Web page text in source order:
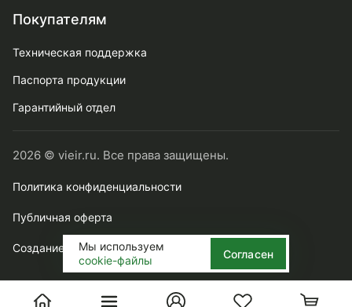
Покупателям
Техническая поддержка
Паспорта продукции
Гарантийный отдел
2026 © vieir.ru. Все права защищены.
Политика конфиденциальности
Публичная оферта
Создание сайта webtense.ru
Мы используем
cookie-файлы
Согласен